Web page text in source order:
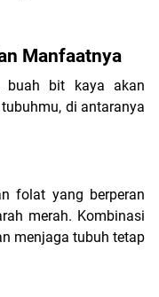
Manfaatnya
buah bit kaya akan
di antaranya
folat yang berperan
merah. Kombinasi
menjaga tubuh tetap